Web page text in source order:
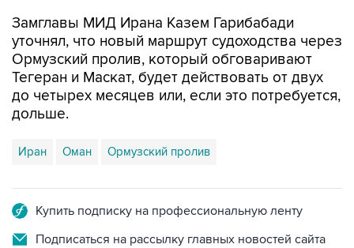
Замглавы МИД Ирана Казем Гарибабади
уточнял, что новый маршрут судоходства через
Ормузский пролив, который обговаривают
Тегеран и Маскат, будет действовать от двух
до четырех месяцев или, если это потребуется,
дольше.
Иран Оман Ормузский пролив
Купить подписку на профессиональную ленту
Подписаться на рассылку главных новостей сайта